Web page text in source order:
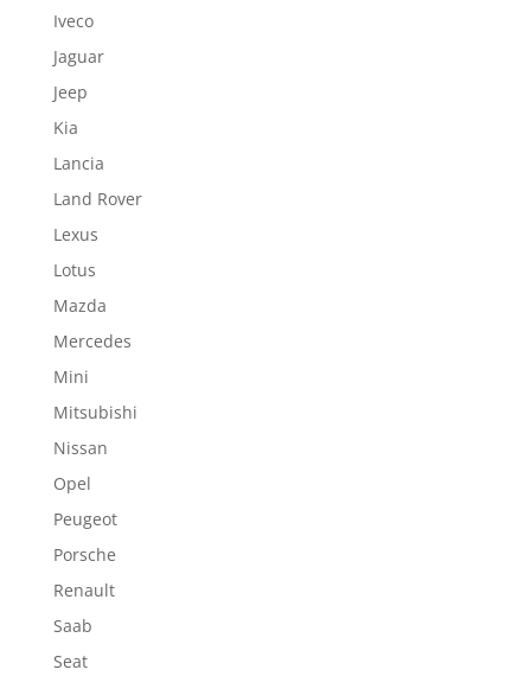
Iveco
Jaguar
Jeep
Kia
Lancia
Land Rover
Lexus
Lotus
Mazda
Mercedes
Mini
Mitsubishi
Nissan
Opel
Peugeot
Porsche
Renault
Saab
Seat